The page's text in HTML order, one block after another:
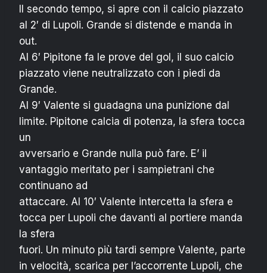
Il secondo tempo, si apre con il calcio piazzato
al 2′ di Lupoli. Grande si distende e manda in
out.
Al 6′ Pipitone fa le prove del gol, il suo calcio
piazzato viene neutralizzato con i piedi da
Grande.
Al 9′ Valente si guadagna una punizione dal
limite. Pipitone calcia di potenza, la sfera tocca
un
avversario e Grande nulla può fare. E’ il
vantaggio meritato per i sampietrani che
continuano ad
attaccare. Al 10′ Valente intercetta la sfera e
tocca per Lupoli che davanti al portiere manda
la sfera
fuori. Un minuto più tardi sempre Valente, parte
in velocità, scarica per l’accorrente Lupoli, che